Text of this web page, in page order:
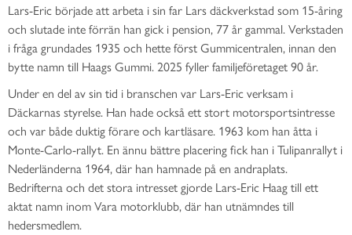
Lars-Eric började att arbeta i sin far Lars däckverkstad som 15-åring
och slutade inte förrän han gick i pension, 77 år gammal. Verkstaden
i fråga grundades 1935 och hette först Gummicentralen, innan den
bytte namn till Haags Gummi. 2025 fyller familjeföretaget 90 år.
Under en del av sin tid i branschen var Lars-Eric verksam i
Däckarnas styrelse. Han hade också ett stort motorsportsintresse
och var både duktig förare och kartläsare. 1963 kom han åtta i
Monte-Carlo-rallyt. En ännu bättre placering fick han i Tulipanrallyt i
Nederländerna 1964, där han hamnade på en andraplats.
Bedrifterna och det stora intresset gjorde Lars-Eric Haag till ett
aktat namn inom Vara motorklubb, där han utnämndes till
hedersmedlem.